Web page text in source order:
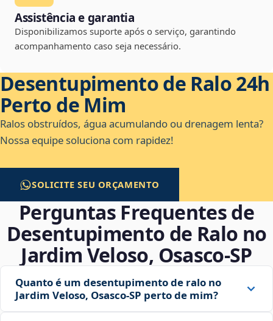
Assistência e garantia
Disponibilizamos suporte após o serviço, garantindo
acompanhamento caso seja necessário.
Desentupimento de Ralo 24h
Perto de Mim
Ralos obstruídos, água acumulando ou drenagem lenta?
Nossa equipe soluciona com rapidez!
SOLICITE SEU ORÇAMENTO
Perguntas Frequentes de
Desentupimento de Ralo no
Jardim Veloso, Osasco‑SP
Quanto é um desentupimento de ralo no
Jardim Veloso, Osasco‑SP perto de mim?